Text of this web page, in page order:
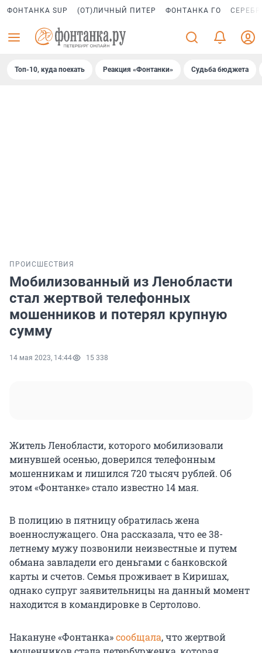
ФОНТАНКА SUP (ОТ)ЛИЧНЫЙ ПИТЕР ФОНТАНКА ГО
Топ-10, куда поехать Реакция «Фонтанки» Судьба бюджета
ПРОИСШЕСТВИЯ
Мобилизованный из Ленобласти
стал жертвой телефонных
мошенников и потерял крупную
сумму
14 мая 2023, 14:44 15 338
Житель Ленобласти, которого мобилизовали
минувшей осенью, доверился телефонным
мошенникам и лишился 720 тысяч рублей. Об
этом «Фонтанке» стало известно 14 мая.
В полицию в пятницу обратилась жена
военнослужащего. Она рассказала, что ее 38-
летнему мужу позвонили неизвестные и путем
обмана завладели его деньгами с банковской
карты и счетов. Семья проживает в Киришах,
однако супруг заявительницы на данный момент
находится в командировке в Сертолово.
Накануне «Фонтанка»сообщала, что жертвой